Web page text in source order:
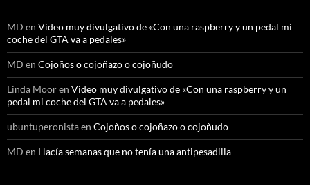
MD en Video muy divulgativo de «Con una raspberry y un pedal mi
coche del GTA va a pedales»
MD en Cojoños o cojoñazo o cojoñudo
Linda Mooren Video muy divulgativo de «Con una raspberry y un
pedal mi coche del GTA va a pedales»
ubuntuperonistaen Cojoños o cojoñazo o cojoñudo
MD en Hacía semanas que no tenía una antipesadilla